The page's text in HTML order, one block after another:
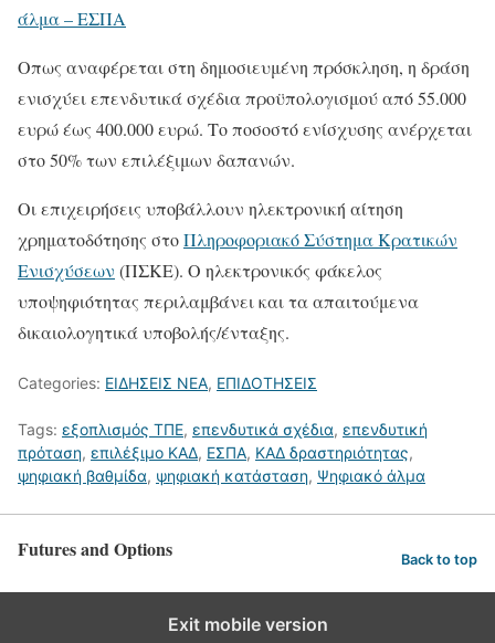
άλμα – ΕΣΠΑ
Οπως αναφέρεται στη δημοσιευμένη πρόσκληση, η δράση
ενισχύει επενδυτικά σχέδια προϋπολογισμού από 55.000
ευρώ έως 400.000 ευρώ. Το ποσοστό ενίσχυσης ανέρχεται
στο 50% των επιλέξιμων δαπανών.
Οι επιχειρήσεις υποβάλλουν ηλεκτρονική αίτηση
χρηματοδότησης στοΠληροφοριακό Σύστημα Κρατικών
Ενισχύσεων (ΠΣΚΕ). Ο ηλεκτρονικός φάκελος
υποψηφιότητας περιλαμβάνει και τα απαιτούμενα
δικαιολογητικά υποβολής/ένταξης.
Categories: ΕΙΔΗΣΕΙΣ ΝΕΑ, ΕΠΙΔΟΤΗΣΕΙΣ
Tags: εξοπλισμός ΤΠΕ, επενδυτικά σχέδια, επενδυτική
πρόταση, επιλέξιμο ΚΑΔ, ΕΣΠΑ, ΚΑΔ δραστηριότητας,
ψηφιακή βαθμίδα, ψηφιακή κατάσταση, Ψηφιακό άλμα
Futures and Options Back to top
Exit mobile version